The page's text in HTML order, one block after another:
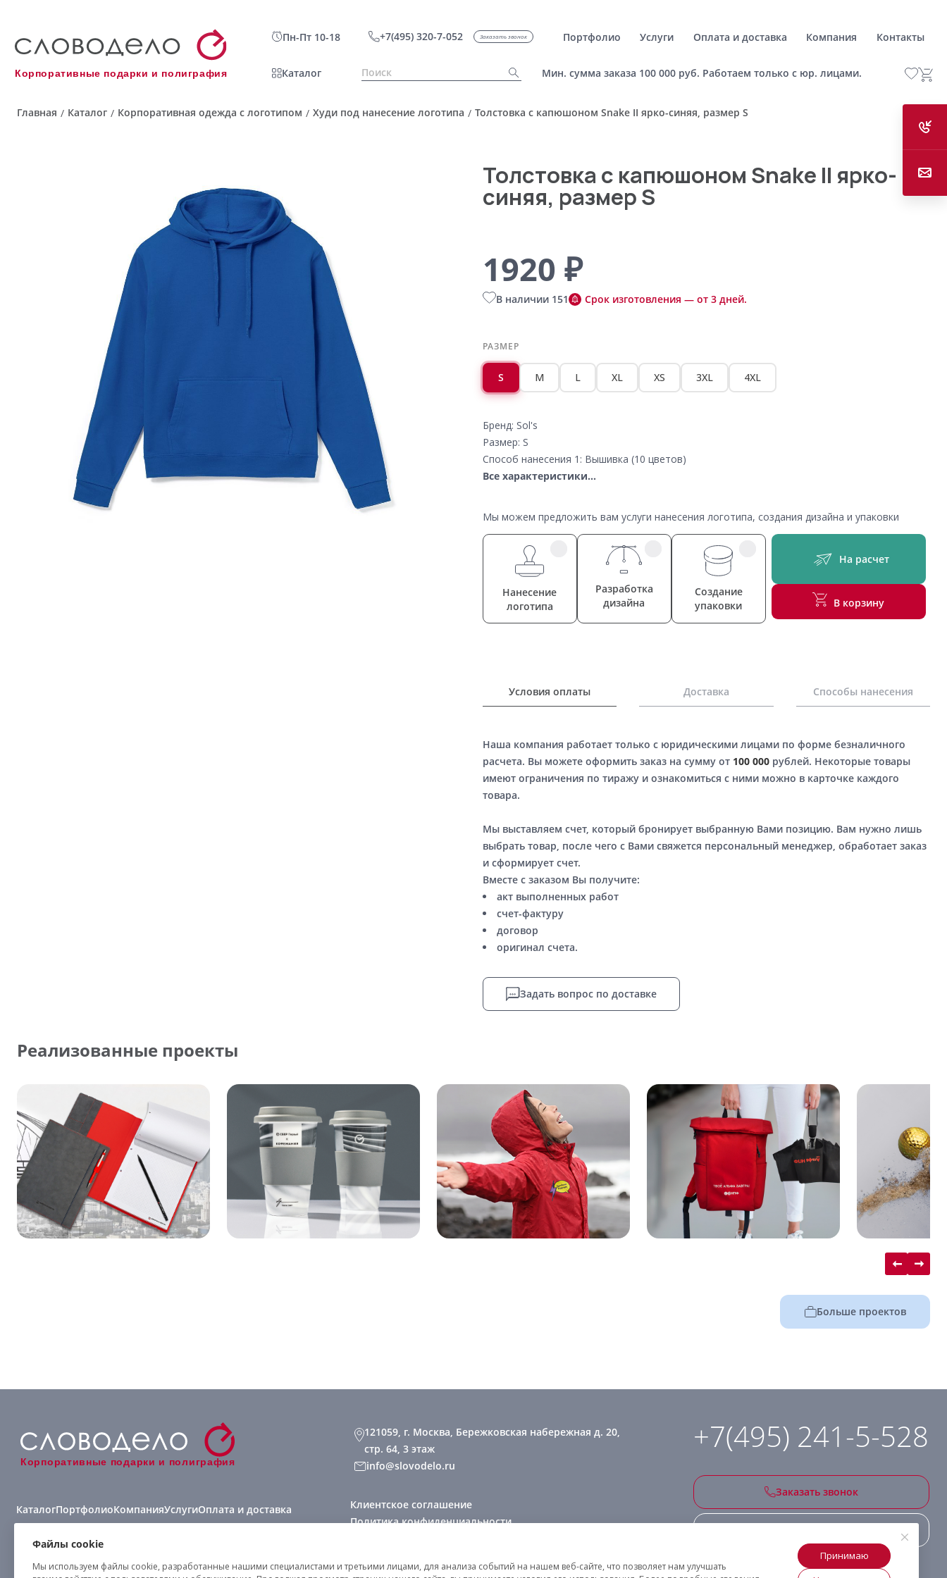
Корпоративные подарки и полиграфия
Пн-Пт 10-18 +7(495) 320-7-052 Заказать звонок Портфолио Услуги Оплата и доставка Компания Контакты
Каталог Мин. сумма заказа 100 000 руб. Работаем только с юр. лицами.
Главная / Каталог / Корпоративная одежда с логотипом / Худи под нанесение логотипа / Толстовка с капюшоном Snake II ярко-синяя, размер S
Толстовка с капюшоном Snake II ярко-
синяя, размер S
1920 ₽
В наличии 151 Срок изготовления — от 3 дней.
РАЗМЕР
S M L XL XS 3XL 4XL
Бренд: Sol's
Размер: S
Способ нанесения 1: Вышивка (10 цветов)
Все характеристики...
Мы можем предложить вам услуги нанесения логотипа, создания дизайна и упаковки
Нанесение
логотипа
Разработка
дизайна
Создание
упаковки
На расчет
В корзину
Условия оплаты Доставка Способы нанесения
Наша компания работает только с юридическими лицами по форме безналичного
расчета. Вы можете оформить заказ на сумму от 100 000рублей. Некоторые товары
имеют ограничения по тиражу и ознакомиться с ними можно в карточке каждого
товара.
Мы выставляем счет, который бронирует выбранную Вами позицию. Вам нужно лишь
выбрать товар, после чего с Вами свяжется персональный менеджер, обработает заказ
и сформирует счет.
Вместе с заказом Вы получите:
акт выполненных работ
счет-фактуру
договор
оригинал счета.
Задать вопрос по доставке
Реализованные проекты
Больше проектов
Корпоративные подарки и полиграфия
КаталогПортфолиоКомпанияУслугиОплата и доставка
Виды нанесения
121059, г. Москва, Бережковская набережная д. 20,
стр. 64, 3 этаж
info@slovodelo.ru
+7(495) 241-5-528
Заказать звонок
Клиентское соглашение
Политика конфиденциальности
Файлы cookie
Мы используем файлы cookie, разработанные нашими специалистами и третьими лицами, для анализа событий на нашем веб-сайте, что позволяет нам улучшать
Принимаю